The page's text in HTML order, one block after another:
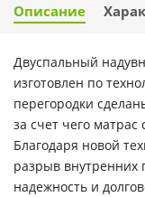
Описание
Двуспальный
изготовлен по
перегородки
за счет чего
Благодаря новой
разрыв внутренних
надежность и